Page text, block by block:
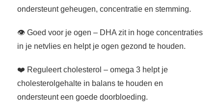
ondersteunt geheugen, concentratie en stemming.
👁️ Goed voor je ogen – DHA zit in hoge concentraties
in je netvlies en helpt je ogen gezond te houden.
❤️ Reguleert cholesterol – omega 3 helpt je
cholesterolgehalte in balans te houden en
ondersteunt een goede doorbloeding.